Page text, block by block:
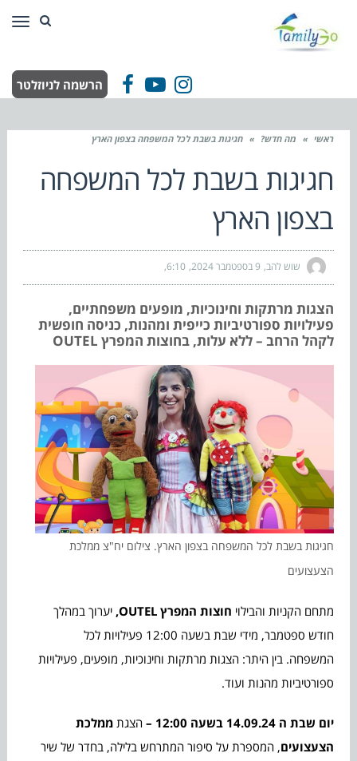
Facebook
YouTube
Instagram הרשמה לניוזלטר
ראשי » מה חדש? » חגיגות בשבת לכל המשפחה בצפון הארץ
חגיגות בשבת לכל המשפחה
בצפון הארץ
שוש להב 9 בספטמבר 2024 6:10
הצגות מרתקות וחינוכיות, מופעים משפחתיים,
פעילויות ספורטיביות כייפית ומהנות, כניסה חופשית
לקהל הרחב – ללא עלות, בחוצות המפרץ OUTEL
חגיגות בשבת לכל המשפחה בצפון הארץ. צילום יח"צ ממלכת
הצעצועים
מתחם הקניות והבילוי חוצות המפרץOUTEL
, יערוך במהלך
חודש ספטמבר, מידי שבת בשעה 12:00 פעילויות לכל
המשפחה. בין היתר: הצגות מרתקות וחינוכיות, מופעים, פעילויות
ספורטיביות מהנות ועוד.
יום שבת ה 14.09.24 בשעה 12:00 – הצגתממלכת
הצעצועים, המספרת על סיפור המתרחש בלילה, בחדר של שיר